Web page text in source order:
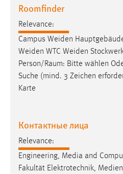
Roomfinder
Relevance:
Campus Weiden
Weiden WTC Weiden
Person/ Raum: Bitte wählen
Suche (mind. 3 Zeichen
Karte
Контактные лица
Relevance:
Engineering, Media and
Fakultät Elektrotechnik,